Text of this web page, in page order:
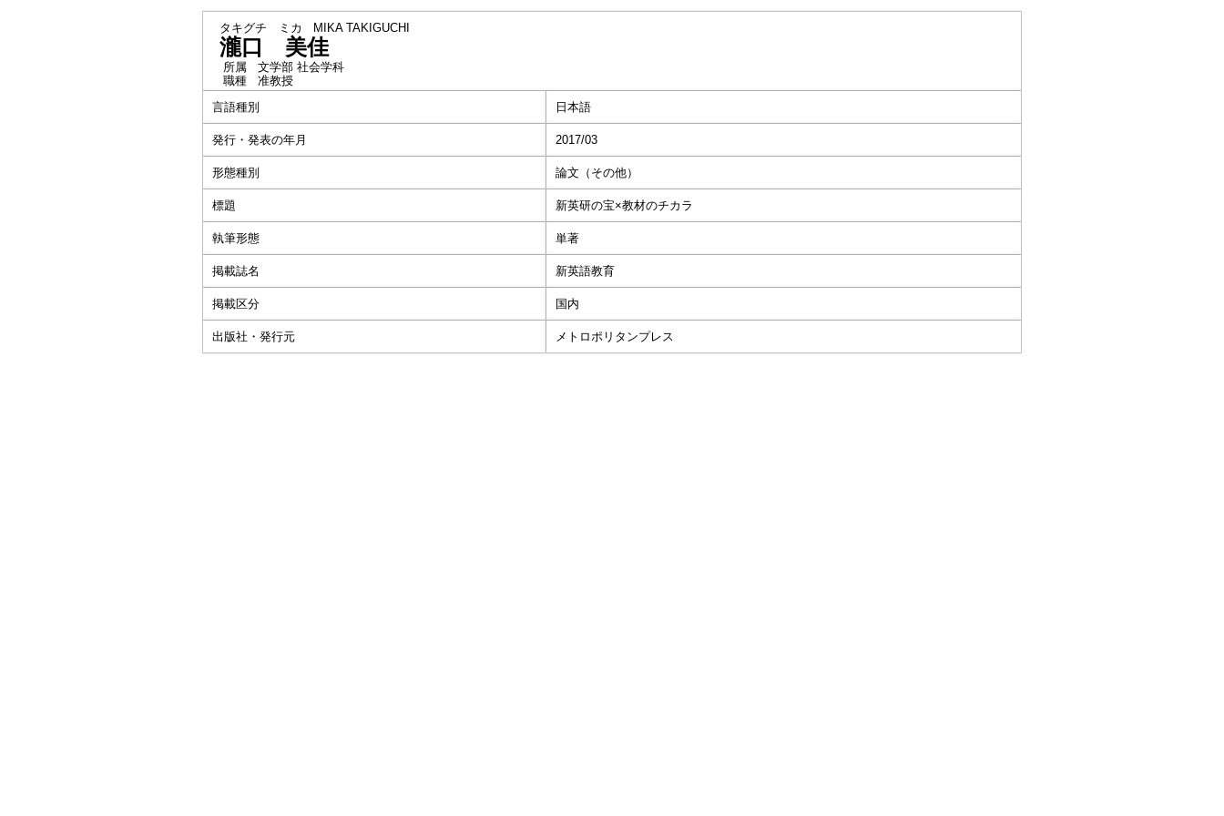
タキグチ ミカ MIKA TAKIGUCHI
瀧口 美佳
所属
文学部 社会学科
職種
准教授
言語種別
日本語
発行・発表の年月 2017/03
形態種別 論文（その他）
標題 新英研の宝×教材のチカラ
執筆形態 単著
掲載誌名 新英語教育
掲載区分 国内
出版社・発行元 メトロポリタンプレス